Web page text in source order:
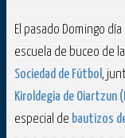
El pasado Domingo
escuela de buceo de la
Sociedad de Fútbol ,
Kiroldegia de Oiartzun
especial de bautizos